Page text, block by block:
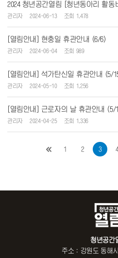
2024 청년공간열림 [청년동아리 활
관리자 2024-06-13 조회 1,478
[열림안내] 현충일 휴관안내 (6/6)
관리자 2024-06-04 조회 989
[열림안내] 석가탄신일 휴관안내 (5/
관리자 2024-05-10 조회 1,256
[열림안내] 근로자의 날 휴관안내 (5/
관리자 2024-04-25 조회 1,336
1 2 3
청년공간
주소 : 강원도 동해